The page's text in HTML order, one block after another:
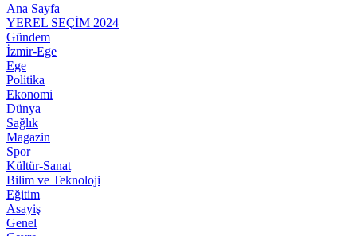
Ana Sayfa
YEREL SEÇİM 2024
Gündem
İzmir-Ege
Ege
Politika
Ekonomi
Dünya
Sağlık
Magazin
Spor
Kültür-Sanat
Bilim ve Teknoloji
Eğitim
Asayiş
Genel